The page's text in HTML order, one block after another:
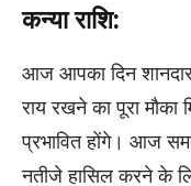
कन्या राशि:
आज आपका दिन
राय रखने का पूरा
प्रभावित होंगे। आज
नतीजे हासिल करने के